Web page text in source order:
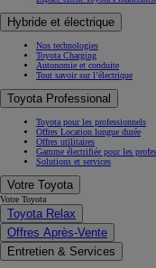
Hybride et électrique
Nos technologies
Toyota Charging
Autonomie et conduite
Tout savoir sur l’électrique
Toyota Professional
Toyota pour les professionnels
Offres Location longue durée
Offres utilitaires
Gamme électrifiée pour les
Solutions et services
Votre Toyota
Votre Toyota
Toyota Relax
Offres Après-Vente
Entretien & Services